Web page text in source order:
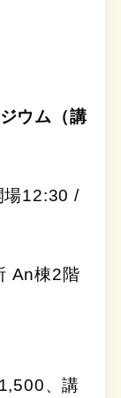
ウム（講
場12:30 /
An棟2階
、講